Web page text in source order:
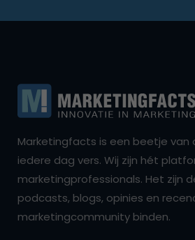
Marketingfacts is een beetje van
iedere dag vers. Wij zijn hét
marketingprofessionals. Het zijn
podcasts, blogs, opinies en
marketingcommunity binden.